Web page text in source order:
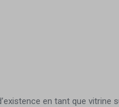
en tant que vitrine